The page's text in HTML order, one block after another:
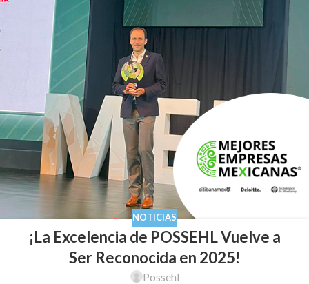
NOTICIAS
¡La Excelencia de POSSEHL Vuelve a
Ser Reconocida en 2025!
Possehl